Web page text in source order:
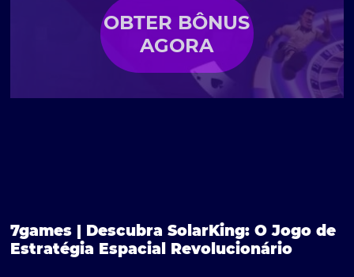
OBTER BÔNUS
AGORA
7games | Descubra SolarKing: O Jogo de
Estratégia Espacial Revolucionário